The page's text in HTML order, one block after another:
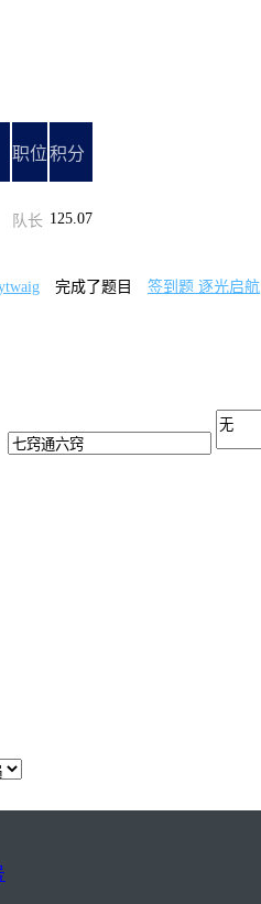
职位积分
队长 125.07
完成了题目 签到题 逐光启航